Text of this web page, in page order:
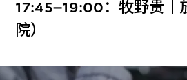
17:45–19:00：牧野贵｜
院）